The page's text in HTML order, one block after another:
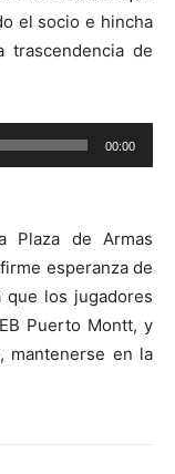
el socio e hincha
de
00:00
Plaza de Armas
esperanza de
que los jugadores
Puerto Montt, y
mantenerse en la